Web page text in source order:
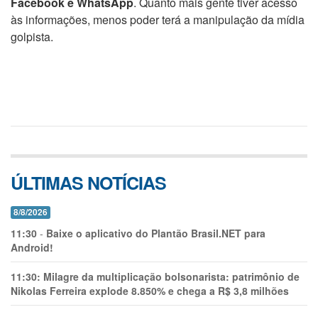
às informações, menos poder terá a manipulação da mídia
golpista.
ÚLTIMAS NOTÍCIAS
8/8/2026
11:30 - Baixe o aplicativo do Plantão Brasil.NET para
Android!
11:30: Milagre da multiplicação bolsonarista: patrimônio de
Nikolas Ferreira explode 8.850% e chega a R$ 3,8 milhões